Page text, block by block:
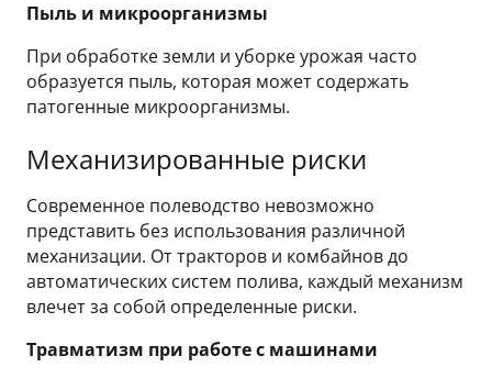
Пыль и микроорганизмы
При обработке земли и уборке урожая часто
образуется пыль, которая может содержать
патогенные микроорганизмы.
Механизированные риски
Современное полеводство невозможно
представить без использования различной
механизации. От тракторов и комбайнов до
автоматических систем полива, каждый механизм
влечет за собой определенные риски.
Травматизм при работе с машинами